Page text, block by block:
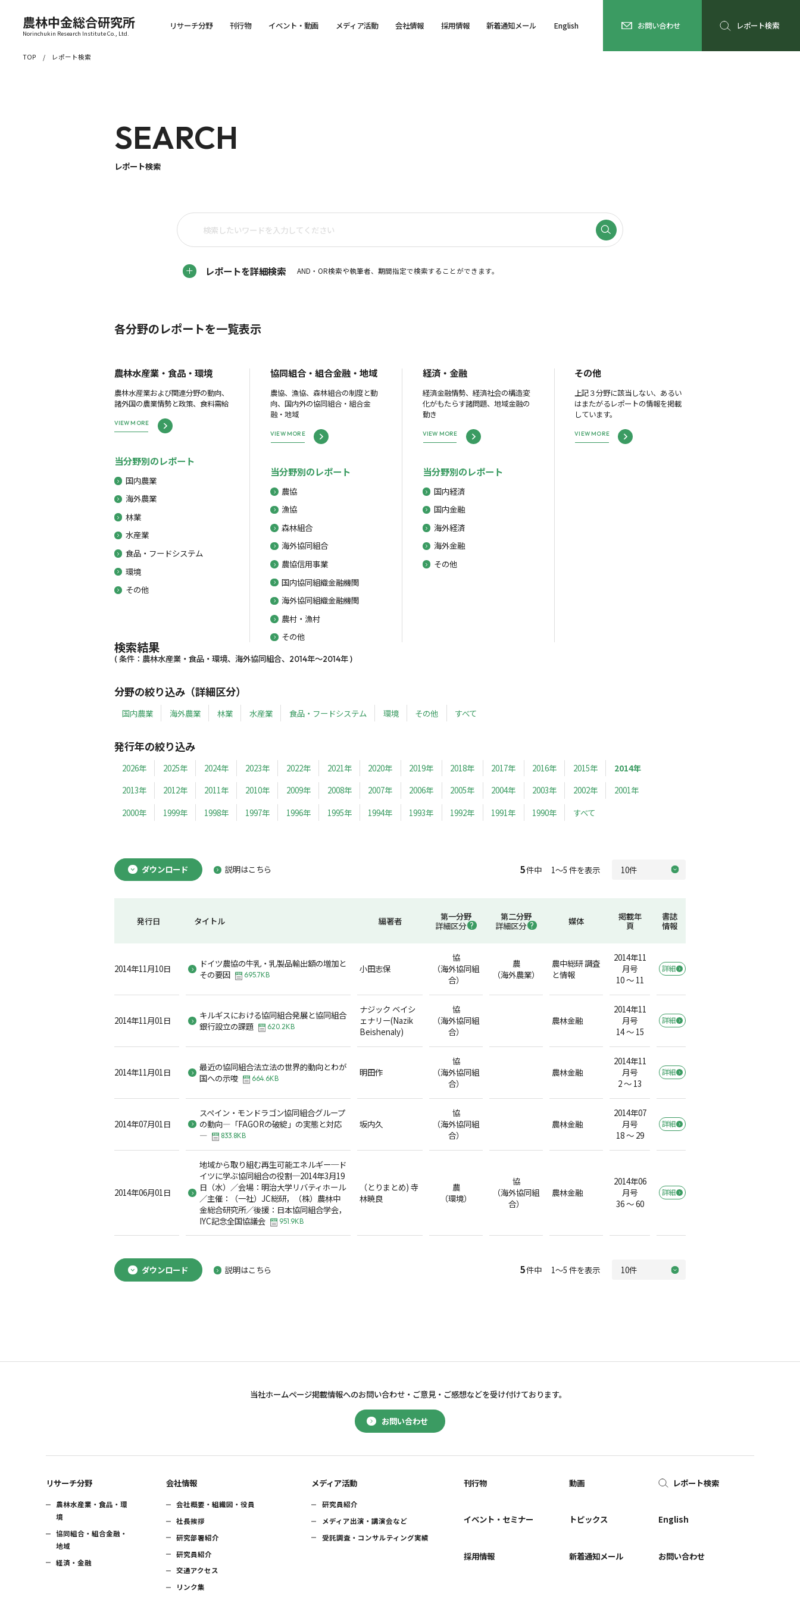
農林中金総合研究所
Norinchukin Research Institute Co., Ltd.
リサーチ分野 刊行物 イベント・動画 メディア活動 会社情報 採用情報 新着通知メール English お問い合わせ レポート検索
TOP レポート検索
SEARCH
レポート検索
レポートを詳細検索 AND・OR検索や執筆者、期間指定で検索することができます。
各分野のレポートを一覧表示
農林水産業・食品・環境
農林水産業および関連分野の動向、
諸外国の農業情勢と政策、食料需給
VIEW MORE
当分野別のレポート
国内農業
海外農業
林業
水産業
食品・フードシステム
環境
その他
協同組合・組合金融・地域
農協、漁協、森林組合の制度と動
向、国内外の協同組合・組合金
融・地域
VIEW MORE
当分野別のレポート
農協
漁協
森林組合
海外協同組合
農協信用事業
国内協同組織金融機関
海外協同組織金融機関
農村・漁村
その他
経済・金融
経済金融情勢、経済社会の構造変
化がもたらす諸問題、地域金融の
動き
VIEW MORE
当分野別のレポート
国内経済
国内金融
海外経済
海外金融
その他
その他
上記３分野に該当しない、あるい
はまたがるレポートの情報を掲載
しています。
VIEW MORE
検索結果
( 条件：農林水産業・食品・環境、海外協同組合、2014年～2014年 )
分野の絞り込み（詳細区分）
国内農業 海外農業 林業 水産業 食品・フードシステム 環境 その他 すべて
発行年の絞り込み
2026年 2025年 2024年 2023年 2022年 2021年 2020年 2019年 2018年 2017年 2016年 2015年
2014年
2013年
2012年 2011年 2010年 2009年 2008年 2007年 2006年 2005年 2004年 2003年 2002年
2001年
2000年
1999年 1998年 1997年 1996年 1995年 1994年 1993年 1992年 1991年 1990年 すべて
ダウンロード 説明はこちら 5件中 1～5 件を表示
発行日 タイトル 編著者
第一分野
詳細区分
第二分野
詳細区分
媒体
掲載年
頁
書誌
情報
2014年11月10日
ドイツ農協の牛乳・乳製品輸出額の増加と
その要因
695.7KB
小田志保
協
（海外協同組
合）
農
（海外農業）
農中総研 調査
と情報
2014年11
月号
10 ～ 11
詳細
2014年11月01日
キルギスにおける協同組合発展と協同組合
銀行設立の課題
620.2KB
ナジック ベイシ
ェナリー(Nazik
Beishenaly)
協
（海外協同組
合）
農林金融
2014年11
月号
14 ～ 15
詳細
2014年11月01日
最近の協同組合法立法の世界的動向とわが
国への示唆
664.6KB
明田作
協
（海外協同組
合）
農林金融
2014年11
月号
2 ～ 13
詳細
2014年07月01日
スペイン・モンドラゴン協同組合グループ
の動向―「FAGORの破綻」の実態と対応
―
833.8KB
坂内久
協
（海外協同組
合）
農林金融
2014年07
月号
18 ～ 29
詳細
2014年06月01日
地域から取り組む再生可能エネルギー─ド
イツに学ぶ協同組合の役割─2014年3月19
日（水）／会場：明治大学リバティホール
／主催：（一社）JC総研，（株）農林中
金総合研究所／後援：日本協同組合学会，
IYC記念全国協議会
951.9KB
（とりまとめ) 寺
林暁良
農
（環境）
協
（海外協同組
合）
農林金融
2014年06
月号
36 ～ 60
詳細
ダウンロード 説明はこちら 5件中 1～5 件を表示
お問い合わせ
当社ホームページ掲載情報へのお問い合わせ・ ご意見・ご感想などを受け付けております。
リサーチ分野
農林水産業・食品・環
境
協同組合・組合金融・
地域
経済・金融
会社情報
会社概要・組織図・役員
社長挨拶
研究部署紹介
研究員紹介
交通アクセス
リンク集
メディア活動
研究員紹介
メディア出演・講演会など
受託調査・コンサルティング実績
刊行物
イベント・セミナー
採用情報
動画
トピックス
新着通知メール
レポート検索
English
お問い合わせ